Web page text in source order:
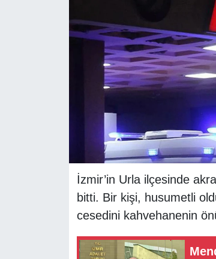
İzmir’in Urla ilçesinde
bitti. Bir kişi, husumetli
cesedini kahvehanenin